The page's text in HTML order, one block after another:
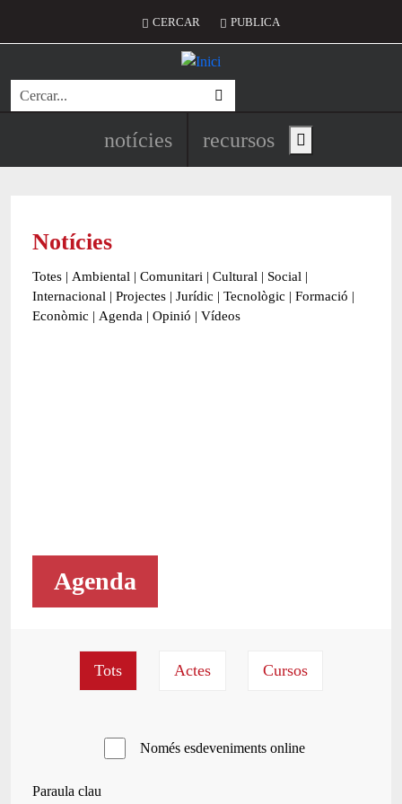
Menú del compte d'usuari
CERCAR PUBLICA
Cerca
Navegació principal de
notícies recursos Show main menu
Notícies
Totes | Ambiental | Comunitari | Cultural | Social |
Internacional | Projectes | Jurídic | Tecnològic | Formació |
Econòmic | Agenda | Opinió | Vídeos
Agenda
Només esdeveniments online
Paraula clau